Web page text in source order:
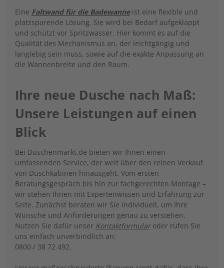
Eine Faltwand für die Badewanneist eine flexible und
platzsparende Lösung. Sie wird bei Bedarf aufgeklappt
und schützt vor Spritzwasser. Hier kommt es auf die
Qualität des Mechanismus an, der leichtgängig und
langlebig sein muss, sowie auf die exakte Anpassung an
die Wannenbreite und den Raum.
Ihre neue Dusche nach Maß:
Unsere Leistungen auf einen
Blick
Bei Duschenmarkt.de bieten wir Ihnen einen
umfassenden Service, der weit über den reinen Verkauf
von Duschkabinen hinausgeht. Vom ersten
Beratungsgespräch bis hin zur fachgerechten Montage –
wir stehen Ihnen mit Expertenwissen und Erfahrung zur
Seite. Zunächst beraten wir Sie individuell, um Ihre
Wünsche und Anforderungen genau zu verstehen.
Nutzen Sie dafür unser Kontaktformularoder rufen Sie
uns einfach unverbindlich an:
0800 / 38 72 492.